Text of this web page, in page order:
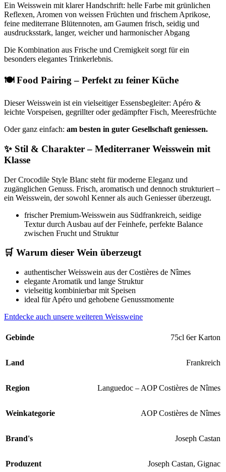
Ein Weisswein mit klarer Handschrift: helle Farbe mit grünlichen
Reflexen, Aromen von weissen Früchten und frischem Aprikose,
feine mediterrane Blütennoten, am Gaumen frisch, seidig und
ausdrucksstark, langer, weicher und harmonischer Abgang
Die Kombination aus Frische und Cremigkeit sorgt für ein
besonders elegantes Trinkerlebnis.
🍽️ Food Pairing – Perfekt zu feiner Küche
Dieser Weisswein ist ein vielseitiger Essensbegleiter: Apéro &
leichte Vorspeisen, gegrillter oder gedämpfter Fisch, Meeresfrüchte
Oder ganz einfach: am besten in guter Gesellschaft geniessen.
✨ Stil & Charakter – Mediterraner Weisswein mit
Klasse
Der Crocodile Style Blanc steht für moderne Eleganz und
zugänglichen Genuss. Frisch, aromatisch und dennoch strukturiert –
ein Weisswein, der sowohl Kenner als auch Geniesser überzeugt.
frischer Premium-Weisswein aus Südfrankreich, seidige
Textur durch Ausbau auf der Feinhefe, perfekte Balance
zwischen Frucht und Struktur
🛒 Warum dieser Wein überzeugt
authentischer Weisswein aus der Costières de Nîmes
elegante Aromatik und lange Struktur
vielseitig kombinierbar mit Speisen
ideal für Apéro und gehobene Genussmomente
Entdecke auch unsere weiteren Weissweine
Gebinde 75cl 6er Karton
Land Frankreich
Region Languedoc – AOP Costières de Nîmes
Weinkategorie AOP Costières de Nîmes
Brand's Joseph Castan
Produzent Joseph Castan, Gignac